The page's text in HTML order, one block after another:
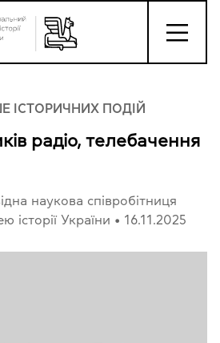
ІСТОРИЧНИХ ПОДІЙ
радіо, телебачення
наукова співробітниця
історії України • 16.11.2025